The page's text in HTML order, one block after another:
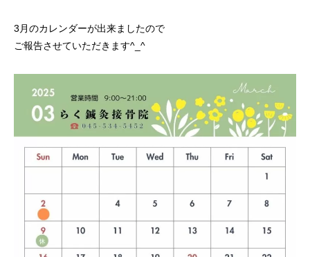
3月のカレンダーが出来ましたので
ご報告させていただきます^_^